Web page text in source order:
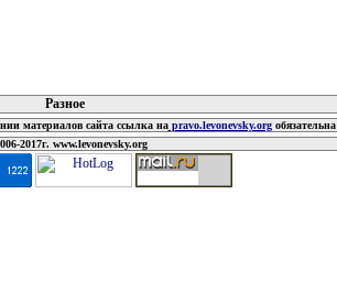
Разное
материалов сайта ссылка наpravo.levonevsky.orgобязательна
2017г. www.levonevsky.org